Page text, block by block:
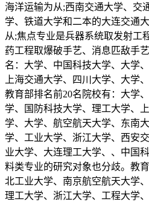
海洋运输为从;西南交通大学、交
学、铁道大学和二本的大连交通
从;焦点专业是兵器系统取发射工
药工程取爆破手艺、消息匹敌手
名：大学、中国科技大学、大学
上海交通大学、四川大学、大学
教育部排名前20名院校有：大学
学、国防科技大学、理工大学、
学、大学、航空航天大学、东南
学、工业大学、浙江大学、西安
业大学、大连理工大学、、中国
料类专业的研究对象也分歧。教
北工业大学、南京航空航天大学
理工大学、浙江大学、工程大学